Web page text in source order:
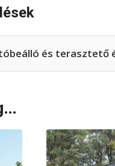
és terasztető